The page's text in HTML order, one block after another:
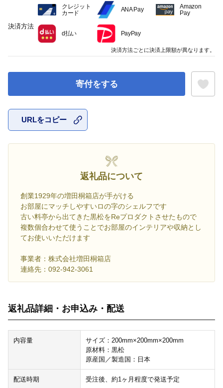
寄付をする
URLをコピー
返礼品について
創業1929年の増田桐箱店が手がける
お部屋にマッチしやすいロの字のシェルフです
古い料亭から出てきた黒松をReプロダクトさせたもので
複数個合わせて使うことでお部屋のインテリアや収納とし
てお使いいただけます
事業者：株式会社増田桐箱店
連絡先：092-942-3061
返礼品詳細・お申込み・配送
内容量
サイズ：200mm×200mm×200mm
原材料：黒松
原産国／製造国：日本
配送時期 受注後、約1ヶ月程度で発送予定
決済方法
クレジット
カード
ANA Pay
Amazon
Pay
d払い PayPay
決済方法ごとに決済上限額が異なります。